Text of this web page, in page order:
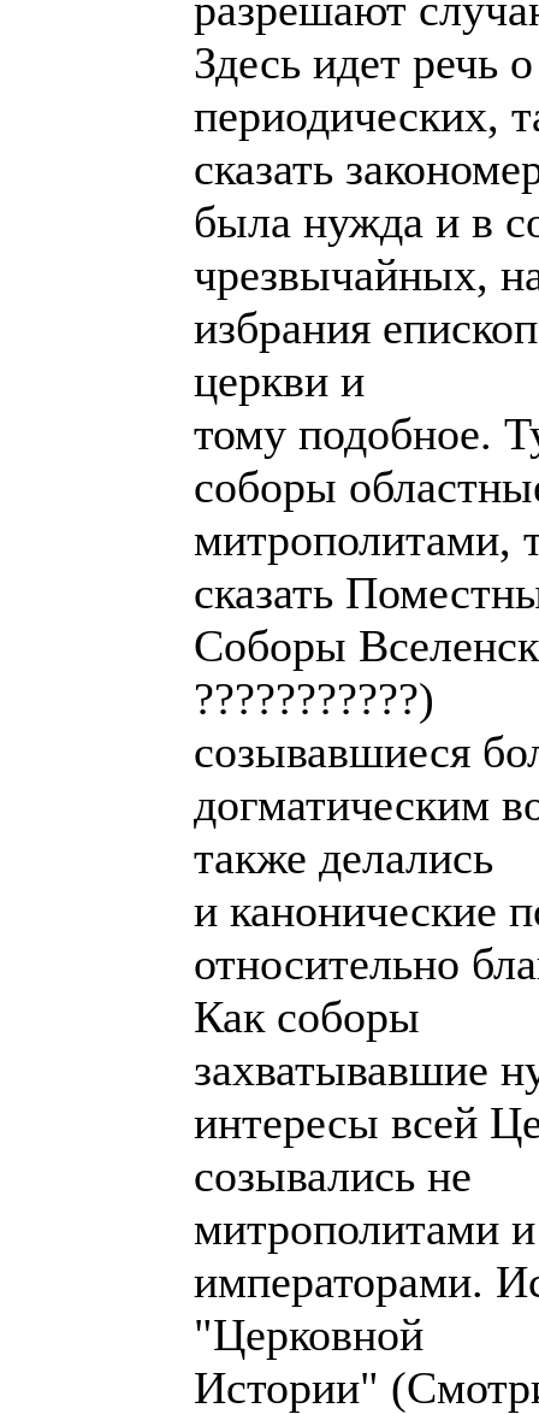
Здесь идет речь
периодических,
сказать
была нужда и в
чрезвычайных,
избрания
церкви и
тому подобное.
соборы
митрополитами,
сказать
Соборы
???????????)
созывавшиеся
догматическим
также делались
и канонические
относительно
Как соборы
захватывавшие
интересы всей
созывались не
митрополитами
императорами.
"Церковной
Истории"